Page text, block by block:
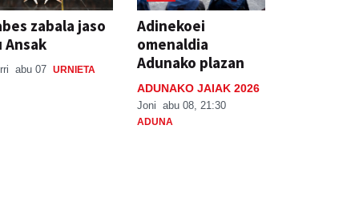
zabala jaso
Ansak
abu 07 URNIETA
Adinekoei
omenaldia
Adunako plazan
ADUNAKO JAIAK 2026
Joni abu 08, 21:30
ADUNA